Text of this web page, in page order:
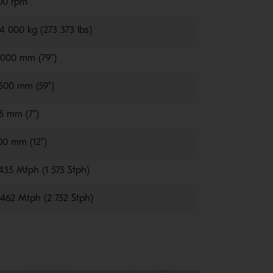
000 kg (273 373 lbs)
mm (79”)
mm (59”)
mm (7”)
mm (12”)
Mtph (1 575 Stph)
Mtph (2 752 Stph)